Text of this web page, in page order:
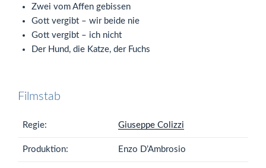
Zwei vom Affen gebissen
Gott vergibt – wir beide nie
Gott vergibt – ich nicht
Der Hund, die Katze, der Fuchs
Filmstab
Regie: Giuseppe Colizzi
Produktion: Enzo D’Ambrosio